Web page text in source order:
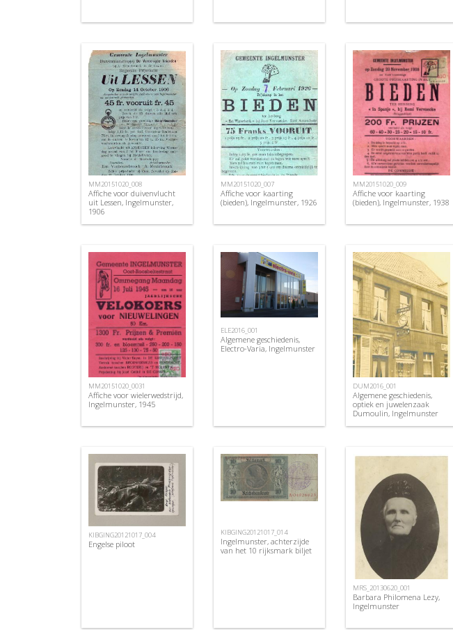
MM20151020_008
Affiche voor duivenvlucht
uit Lessen, Ingelmunster,
1906
MM20151020_007
Affiche voor kaarting
(bieden), Ingelmunster, 1926
MM20151020_009
Affiche voor kaarting
(bieden), Ingelmunster, 1938
MM20151020_0031
Affiche voor wielerwedstrijd,
Ingelmunster, 1945
ELE2016_001
Algemene geschiedenis,
Electro-Varia, Ingelmunster
DUM2016_001
Algemene geschiedenis,
optiek en juwelenzaak
Dumoulin, Ingelmunster
KIBGING20121017_004
Engelse piloot
KIBGING20121017_014
Ingelmunster, achterzijde
van het 10 rijksmark biljet
MRS_20130620_001
Barbara Philomena Lezy,
Ingelmunster